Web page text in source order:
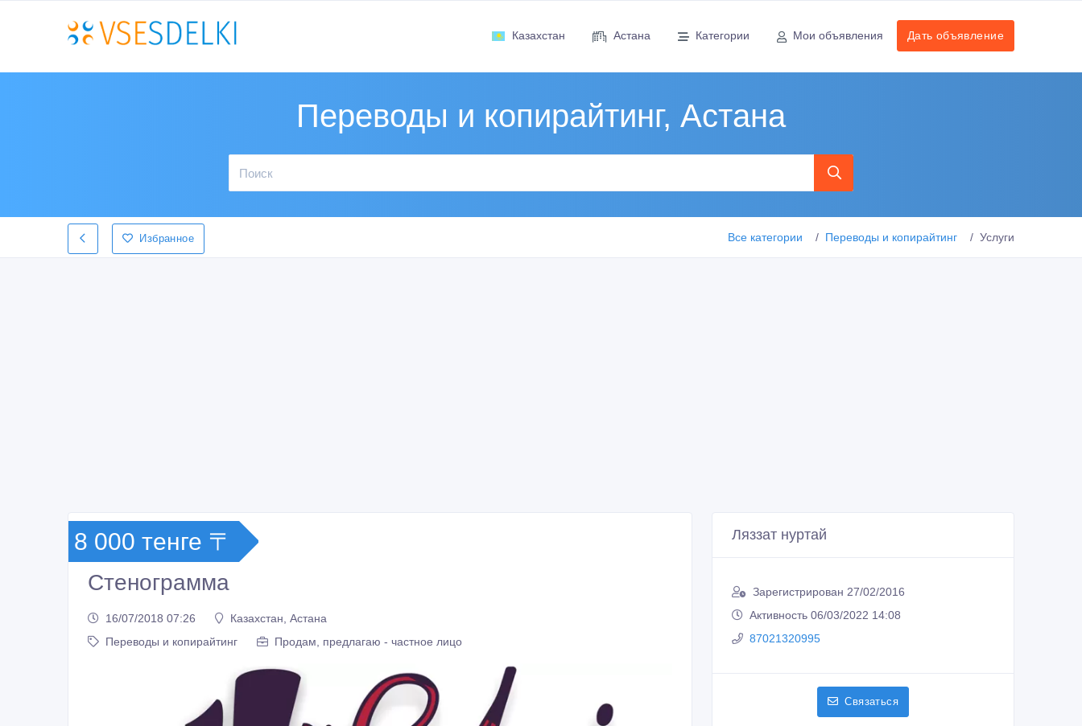
Казахстан Астана Категории Мои объявления Дать объявление
Переводы и копирайтинг, Астана
Избранное Все категории Переводы и копирайтинг Услуги
8 000 тенге 〒
Стенограмма
16/07/2018 07:26
Казахстан, Астана
Переводы и копирайтинг
Продам, предлагаю - частное лицо
Ляззат нуртай
Зарегистрирован 27/02/2016
Активность 06/03/2022 14:08
87021320995
Связаться